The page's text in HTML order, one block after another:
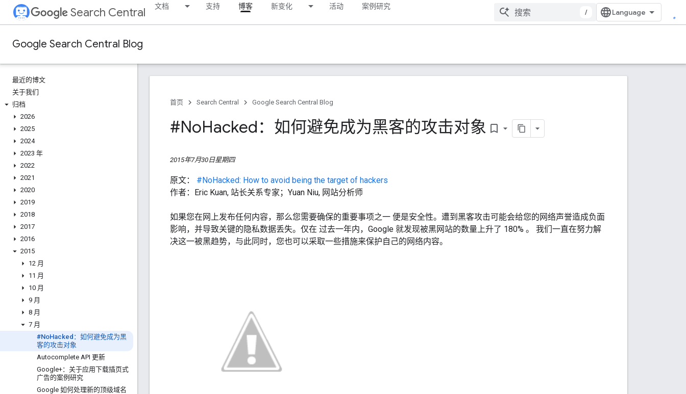
Search Central 文档 支持 博客 新变化 活动 案例研究
/
Google Search Central Blog
最近的博文
关于我们
归档
2026
2025
2024
2023 年
2022
2021
2020
2019
2018
2017
2016
2015
12 月
11 月
10 月
9 月
8 月
7 月
#NoHacked：如何避免成为黑
客的攻击对象
Autocomplete API 更新
Google+：关于应用下载插页式
广告的案例研究
Google 如何处理新的顶级域名
首页 Search Central Google Search Central Blog
#NoHacked：如何避免成为黑客的攻击对象 bookmark_border
2015年7月30日星期四
原文： #NoHacked: How to avoid being the target of hackers
作者：Eric Kuan, 站长关系专家；Yuan Niu, 网站分析师
如果您在网上发布任何内容，那么您需要确保的重要事项之一 便是安全性。遭到黑客攻击可能会给您的网络声誉造成负面
影响，并导致关键的隐私数据丢失。仅在 过去一年内，Google 就发现被黑网站的数量上升了 180% 。 我们一直在努力解
决这一被黑趋势，与此同时，您也可以采取一些措施来保护自己的网络内容。